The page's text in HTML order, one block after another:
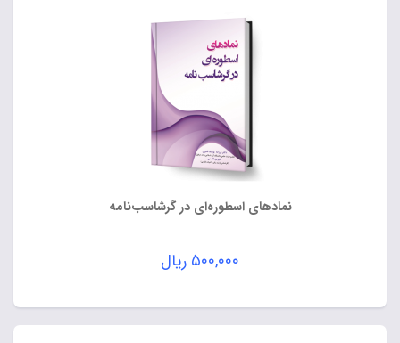
نمادهای اسطوره‌ای در گرشاسب‌نامه
۵۰۰,۰۰۰ ریال